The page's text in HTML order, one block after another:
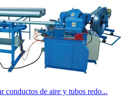
conductos de aire y tubos redo...